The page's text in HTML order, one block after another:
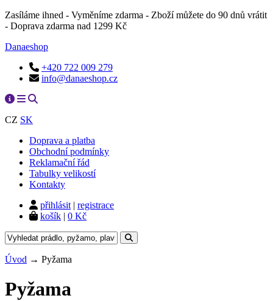
Zasíláme ihned - Vyměníme zdarma - Zboží můžete do 90 dnů vrátit
- Doprava zdarma nad 1299 Kč
Danaeshop
+420 722 009 279
info@danaeshop.cz
CZ SK
Doprava a platba
Obchodní podmínky
Reklamační řád
Tabulky velikostí
Kontakty
přihlásit | registrace
košík | 0 Kč
Úvod → Pyžama
Pyžama